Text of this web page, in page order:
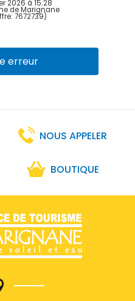
2026 à 15:28
de Marignane
7672739)
erreur
NOUS APPELER
BOUTIQUE